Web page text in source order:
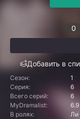
0
Добавить в
Сезон:
1
Серия:
6
Всего серий:
6
MyDramalist:
6.9
В ролях:
Ли